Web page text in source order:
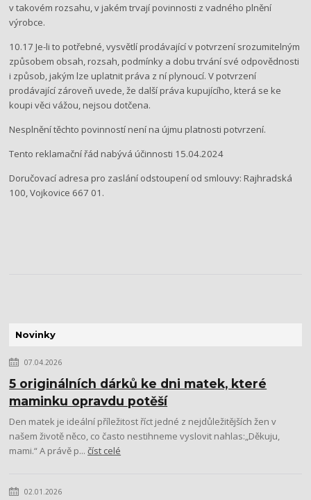
Novinky
07.04.2026
5 originálních dárků ke dni matek, které
maminku opravdu potěší
Den matek je ideální příležitost říct jedné z nejdůležitějších žen v
našem životě něco, co často nestihneme vyslovit nahlas:„Děkuju,
mami.“ A právě p...číst celé
02.01.2026
v takovém rozsahu, v jakém trvají povinnosti z vadného plnění
výrobce.
10.17 Je-li to potřebné, vysvětlí prodávající v potvrzení srozumitelným
způsobem obsah, rozsah, podmínky a dobu trvání své odpovědnosti
i způsob, jakým lze uplatnit práva z ní plynoucí. V potvrzení
prodávající zároveň uvede, že další práva kupujícího, která se ke
koupi věci vážou, nejsou dotčena.
Nesplnění těchto povinností není na újmu platnosti potvrzení.
Tento reklamační řád nabývá účinnosti ​15.04.2024
Doručovací adresa pro zaslání odstoupení od smlouvy: ​Rajhradská
100, Vojkovice 667 01.